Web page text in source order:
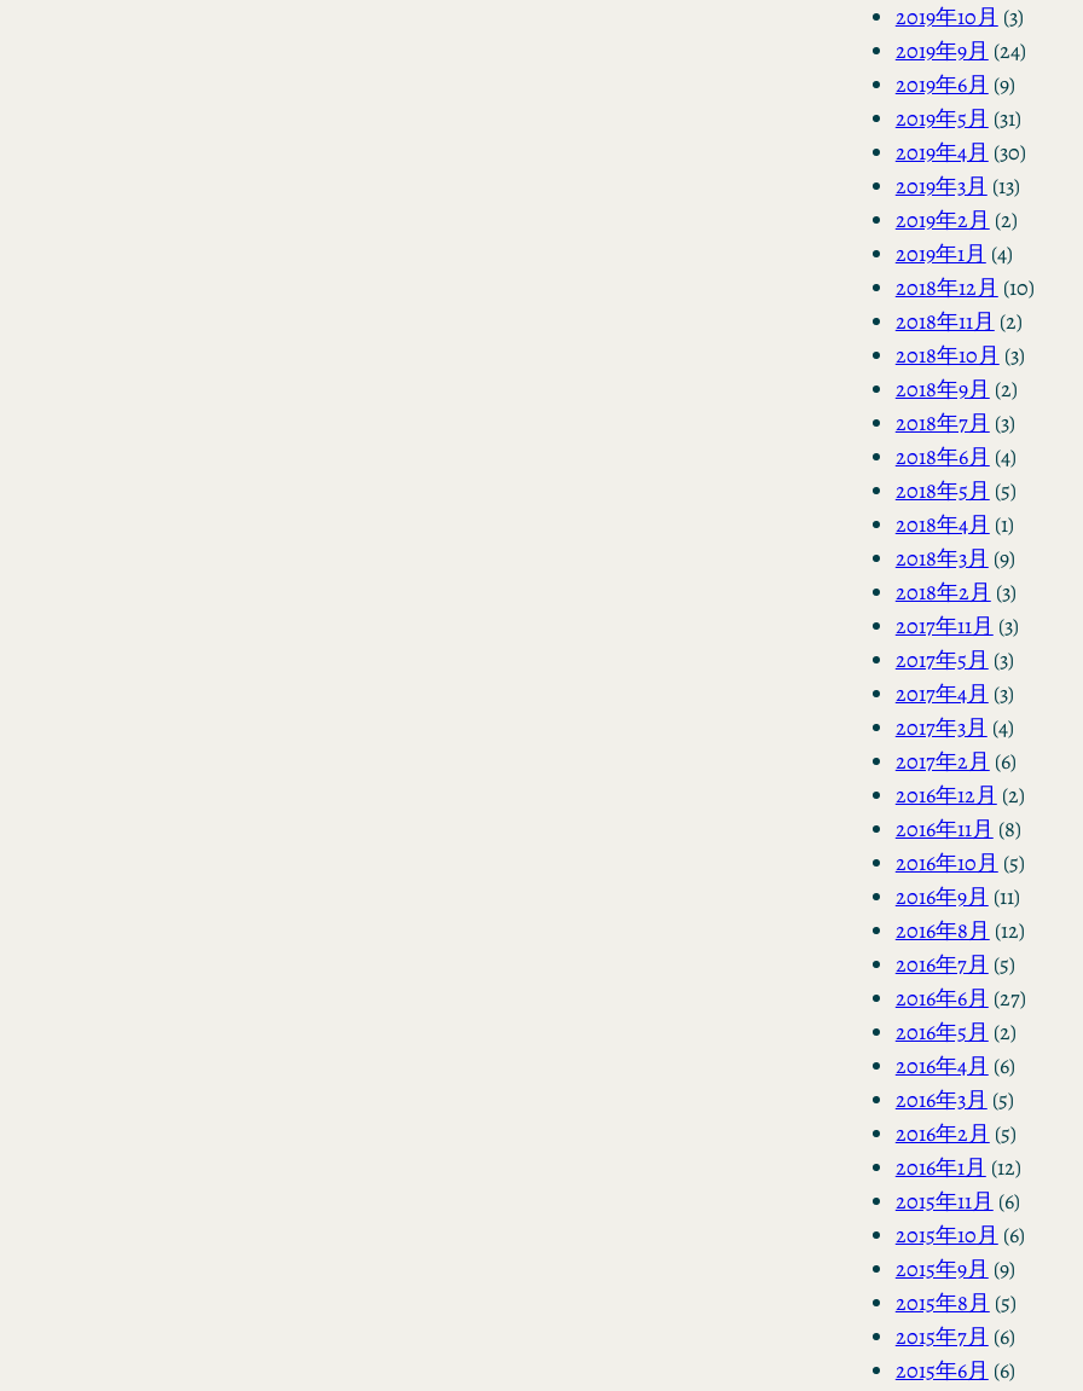
2019年10月 (3)
2019年9月 (24)
2019年6月 (9)
2019年5月 (31)
2019年4月 (30)
2019年3月 (13)
2019年2月 (2)
2019年1月 (4)
2018年12月 (10)
2018年11月 (2)
2018年10月 (3)
2018年9月 (2)
2018年7月 (3)
2018年6月 (4)
2018年5月 (5)
2018年4月 (1)
2018年3月 (9)
2018年2月 (3)
2017年11月 (3)
2017年5月 (3)
2017年4月 (3)
2017年3月 (4)
2017年2月 (6)
2016年12月 (2)
2016年11月 (8)
2016年10月 (5)
2016年9月 (11)
2016年8月 (12)
2016年7月 (5)
2016年6月 (27)
2016年5月 (2)
2016年4月 (6)
2016年3月 (5)
2016年2月 (5)
2016年1月 (12)
2015年11月 (6)
2015年10月 (6)
2015年9月 (9)
2015年8月 (5)
2015年7月 (6)
2015年6月 (6)